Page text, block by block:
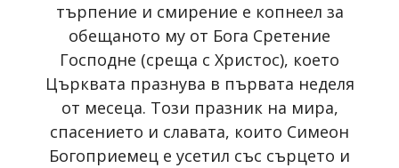
търпение и смирение е копнеел за
обещаното му от Бога Сретение
Господне (среща с Христос), което
Църквата празнува в първата неделя
от месеца. Този празник на мира,
спасението и славата, които Симеон
Богоприемец е усетил със сърцето и